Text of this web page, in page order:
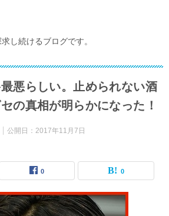
し続けるブログです。
悪らしい。止められない酒
の真相が明らかになった！
公開日： 2017年11月7日
0 0